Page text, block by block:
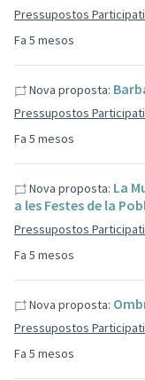
Fa 5 mesos
Pressupostos
Fa 5 mesos
Nova proposta:
Pressupostos
Fa 5 mesos
Nova proposta: La
a les Festes de la
Pressupostos
Fa 5 mesos
Nova proposta:
Pressupostos